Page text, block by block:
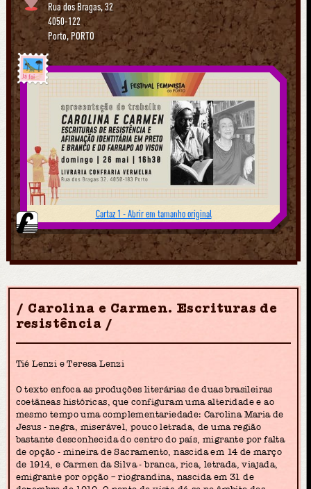
Rua dos Bragas, 32
4050-122
Porto, PORTO
Já foi
Cartaz 1 - Abrir em tamanho original
Carolina e Carmen. Escrituras de
resistência
Tié Lenzi e Teresa Lenzi
O texto enfoca as produções literárias de duas brasileiras
coetâneas históricas, que configuram uma alteridade e ao
mesmo tempo uma complementariedade: Carolina Maria de
Jesus - negra, miserável, pouco letrada, de uma região
bastante desconhecida do centro do país, migrante por falta
de opção - mineira de Sacramento, nascida em 14 de março
de 1914, e Carmen da Silva - branca, rica, letrada, viajada,
emigrante por opção – riograndina, nascida em 31 de